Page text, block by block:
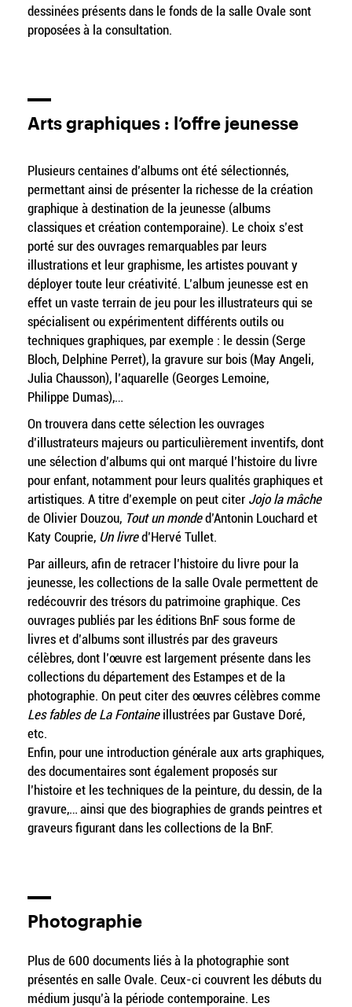
dessinées présents dans le fonds de la salle Ovale sont
proposées à la consultation.
Arts graphiques : l’offre jeunesse
Plusieurs centaines d’albums ont été sélectionnés,
permettant ainsi de présenter la richesse de la création
graphique à destination de la jeunesse (albums
classiques et création contemporaine). Le choix s’est
porté sur des ouvrages remarquables par leurs
illustrations et leur graphisme, les artistes pouvant y
déployer toute leur créativité. L’album jeunesse est en
effet un vaste terrain de jeu pour les illustrateurs qui se
spécialisent ou expérimentent différents outils ou
techniques graphiques, par exemple : le dessin (Serge
Bloch, Delphine Perret), la gravure sur bois (May Angeli,
Julia Chausson), l’aquarelle (Georges Lemoine,
Philippe Dumas),…
On trouvera dans cette sélection les ouvrages
d’illustrateurs majeurs ou particulièrement inventifs, dont
une sélection d’albums qui ont marqué l’histoire du livre
pour enfant, notamment pour leurs qualités graphiques et
artistiques. A titre d’exemple on peut citer Jojo la mâche
de Olivier Douzou, Tout un monded’Antonin Louchard et
Katy Couprie, Un livred’Hervé Tullet.
Par ailleurs, afin de retracer l’histoire du livre pour la
jeunesse, les collections de la salle Ovale permettent de
redécouvrir des trésors du patrimoine graphique. Ces
ouvrages publiés par les éditions BnF sous forme de
livres et d’albums sont illustrés par des graveurs
célèbres, dont l’œuvre est largement présente dans les
collections du département des Estampes et de la
photographie. On peut citer des œuvres célèbres comme
Les fables de La Fontaineillustrées par Gustave Doré,
etc.
Enfin, pour une introduction générale aux arts graphiques,
des documentaires sont également proposés sur
l’histoire et les techniques de la peinture, du dessin, de la
gravure,… ainsi que des biographies de grands peintres et
graveurs figurant dans les collections de la BnF.
Photographie
Plus de 600 documents liés à la photographie sont
présentés en salle Ovale. Ceux-ci couvrent les débuts du
médium jusqu’à la période contemporaine. Les